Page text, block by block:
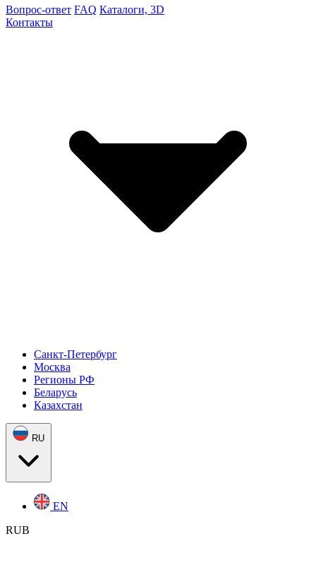
Вопрос-ответ FAQ Каталоги, 3D
Контакты
Санкт-Петербург
Москва
Регионы РФ
Беларусь
Казахстан
RU
EN
RUB